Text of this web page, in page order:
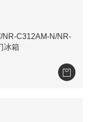
C312AM-N/NR-
冰箱